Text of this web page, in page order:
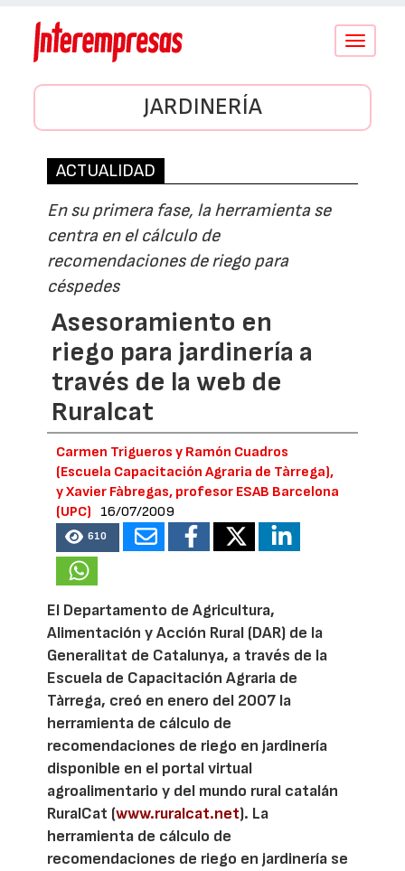
Conmutar
JARDINERÍA
ACTUALIDAD
En su primera fase, la herramienta se
centra en el cálculo de
recomendaciones de riego para
céspedes
Asesoramiento en
riego para jardinería a
través de la web de
Ruralcat
Carmen Trigueros y Ramón Cuadros
(Escuela Capacitación Agraria de Tàrrega),
y Xavier Fàbregas, profesor ESAB Barcelona
(UPC)
16/07/2009
610
El Departamento de Agricultura,
Alimentación y Acción Rural (DAR) de la
Generalitat de Catalunya, a través de la
Escuela de Capacitación Agraria de
Tàrrega, creó en enero del 2007 la
herramienta de cálculo de
recomendaciones de riego en jardinería
disponible en el portal virtual
agroalimentario y del mundo rural catalán
RuralCat (www.ruralcat.net). La
herramienta de cálculo de
recomendaciones de riego en jardinería se